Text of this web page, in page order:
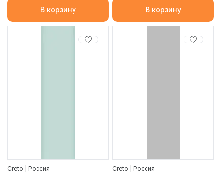
В корзину В корзину
Creto | Россия Creto | Россия